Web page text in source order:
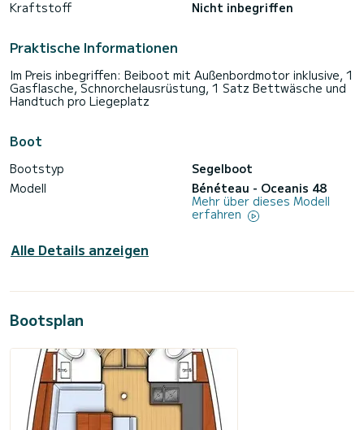
Kraftstoff
Nicht inbegriffen
Praktische Informationen
Im Preis inbegriffen: Beiboot mit Außenbordmotor inklusive, 1
Gasflasche, Schnorchelausrüstung, 1 Satz Bettwäsche und
Handtuch pro Liegeplatz
Boot
Bootstyp
Segelboot
Modell
Bénéteau - Oceanis 48
Mehr über dieses Modell
erfahren
Alle Details anzeigen
Bootsplan